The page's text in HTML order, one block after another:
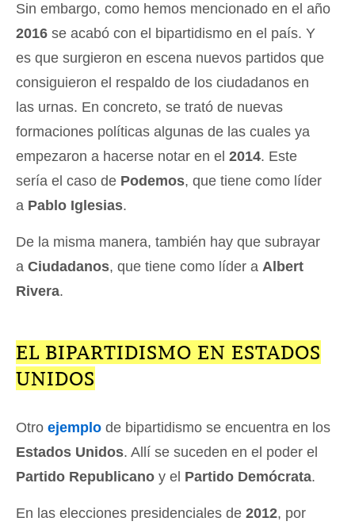
Sin embargo, como hemos mencionado en el año
2016 se acabó con el bipartidismo en el país. Y
es que surgieron en escena nuevos partidos que
consiguieron el respaldo de los ciudadanos en
las urnas. En concreto, se trató de nuevas
formaciones políticas algunas de las cuales ya
empezaron a hacerse notar en el 2014. Este
sería el caso de Podemos, que tiene como líder
a Pablo Iglesias.
De la misma manera, también hay que subrayar
a Ciudadanos, que tiene como líder a Albert
Rivera.
EL BIPARTIDISMO EN ESTADOS
UNIDOS
Otro ejemplo de bipartidismo se encuentra en los
Estados Unidos. Allí se suceden en el poder el
Partido Republicano y el Partido Demócrata.
En las elecciones presidenciales de 2012, por